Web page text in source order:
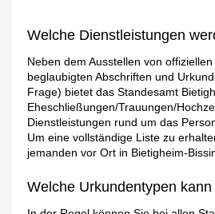
Welche Dienstleistungen
Neben dem Ausstellen von
beglaubigten Abschriften und
Frage) bietet das Standesamt
Eheschließungen/Trauungen/
Dienstleistungen rund um das
Um eine vollständige Liste zu
jemanden vor Ort in Bietigheim-
Welche Urkundentypen